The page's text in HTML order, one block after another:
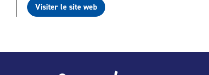
Visiter le site web